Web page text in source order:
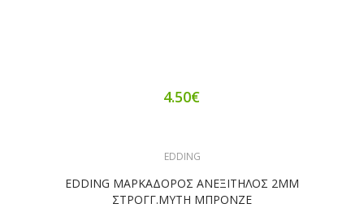
4.50€
EDDING
EDDING ΜΑΡΚΑΔΟΡΟΣ ΑΝΕΞΙΤΗΛΟΣ 2ΜΜ
ΣΤΡΟΓΓ.ΜΥΤΗ ΜΠΡΟΝΖΕ